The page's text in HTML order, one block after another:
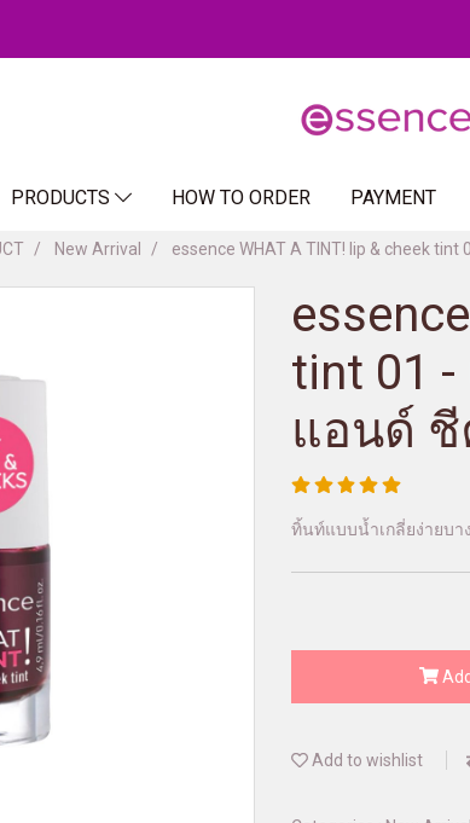
PRODUCTS HOW TO ORDER PAYMENT
New Arrival essence WHAT A TINT! lip & cheek
tint 01
แอนด์ ชี
ทิ้นท์แบบน้ำเกลี่ยง่ายบา
Add to wishlist